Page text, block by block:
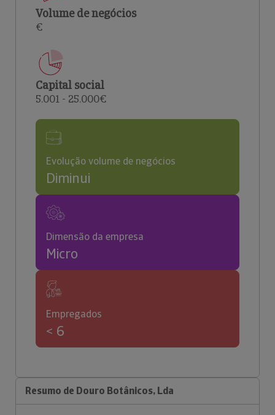
Volume de negócios
€
Capital social
5.001 - 25.000€
Evolução volume de negócios
Diminui
Dimensão da empresa
Micro
Empregados
< 6
Resumo de Douro Botânicos, Lda